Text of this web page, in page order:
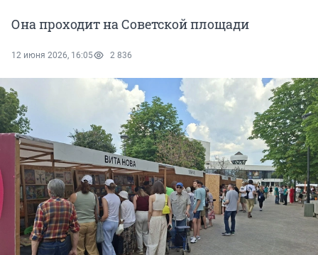
Она проходит на Советской площади
12 июня 2026, 16:05 2 836